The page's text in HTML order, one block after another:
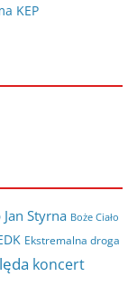
KEP
Styrna Boże Ciało
Ekstremalna droga
koncert